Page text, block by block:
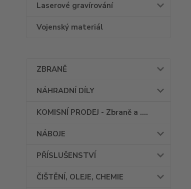
Laserové gravírování
Vojenský materiál
ZBRANĚ
NÁHRADNÍ DÍLY
KOMISNÍ PRODEJ - Zbraně a ....
NÁBOJE
PŘÍSLUŠENSTVÍ
ČIŠTĚNÍ, OLEJE, CHEMIE